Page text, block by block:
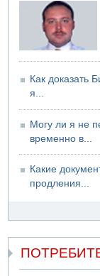
Как доказать
я...
Могу ли я не
временно в...
Какие
продления...